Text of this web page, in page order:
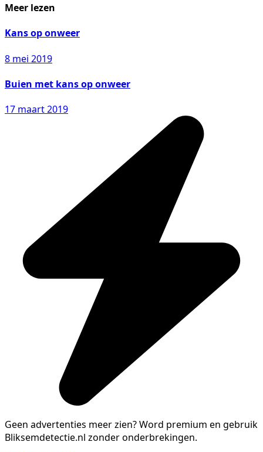
Meer lezen
Kans op onweer
8 mei 2019
Buien met kans op onweer
17 maart 2019
Geen advertenties meer zien?Word premium en gebruik
Bliksemdetectie.nl zonder onderbrekingen.